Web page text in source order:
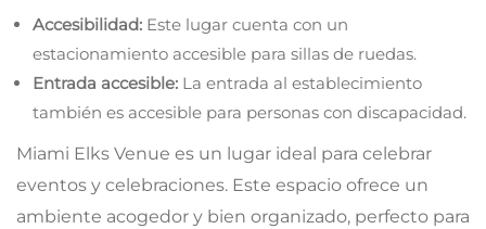
Accesibilidad: Este lugar cuenta con un
estacionamiento accesible para sillas de ruedas.
Entrada accesible: La entrada al establecimiento
también es accesible para personas con discapacidad.
Miami Elks Venue es un lugar ideal para celebrar
eventos y celebraciones. Este espacio ofrece un
ambiente acogedor y bien organizado, perfecto para